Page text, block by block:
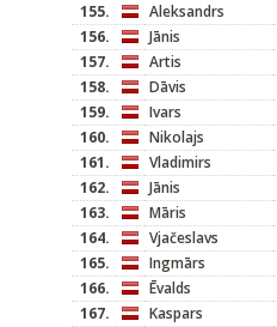
155. Aleksandrs
156.
Jānis
157.
Artis
158.
Dāvis
159.
Ivars
160.
Nikolajs
161.
Vladimirs
162.
Jānis
163.
Māris
164.
Vjačeslavs
165.
Ingmārs
166.
Ēvalds
167.
Kaspars